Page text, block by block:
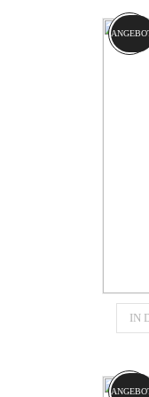
IN